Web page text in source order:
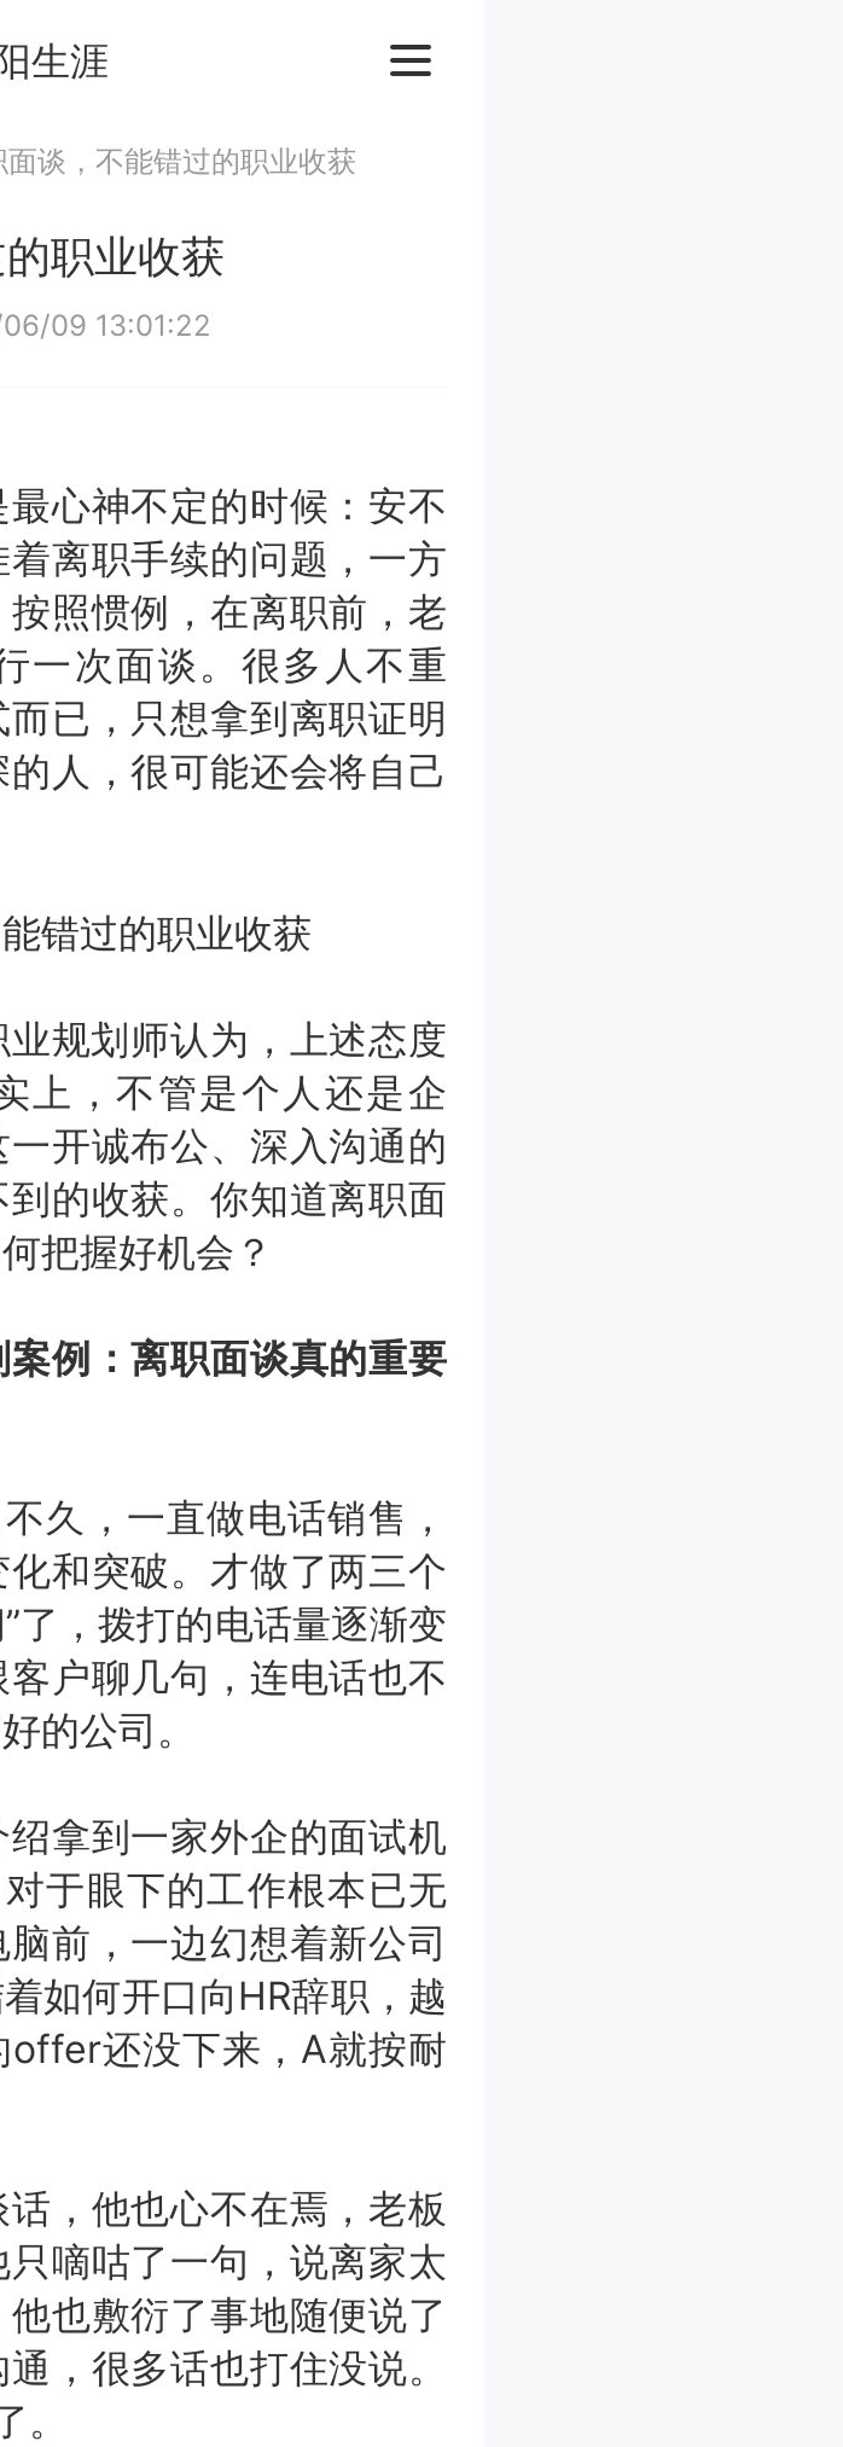
生涯
面谈，不能错过的职业收获
职业收获
09 13:01:22
心神不定的时候：安不
离职手续的问题，一方
照惯例，在离职前，老
一次面谈。很多人不重
已，只想拿到离职证明
人，很可能还会将自己
规划师认为，上述态度
上，不管是个人还是企
开诚布公、深入沟通的
的收获。你知道离职面
把握好机会？
例：离职面谈真的重要
，一直做电话销售，
和突破。才做了两三个
了，拨打的电话量逐渐变
户聊几句，连电话也不
的公司。
拿到一家外企的面试机
于眼下的工作根本已无
前，一边幻想着新公司
如何开口向HR辞职，越
还没下来，A就按耐
，他也心不在焉，老板
嘀咕了一句，说离家太
也敷衍了事地随便说了
，很多话也打住没说。